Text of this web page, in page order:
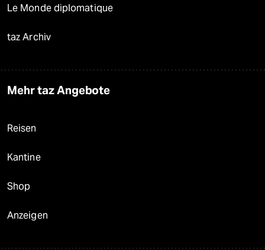
Le Monde diplomatique
taz Archiv
Mehr taz Angebote
Reisen
Kantine
Shop
Anzeigen